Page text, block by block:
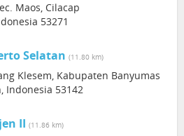
Maos, Cilacap
53271
Selatan (11.80 km)
Klesem, Kabupaten Banyumas
Indonesia 53142
II (11.86 km)